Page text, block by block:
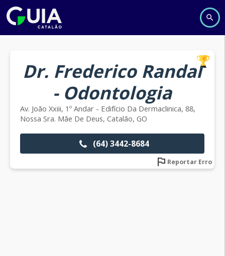
Dr. Frederico Randal
- Odontologia
Av. João Xxiii, 1º Andar - Edifício Da Dermaclinica, 88,
Nossa Sra. Mãe De Deus, Catalão, GO
(64) 3442-8684
Reportar Erro